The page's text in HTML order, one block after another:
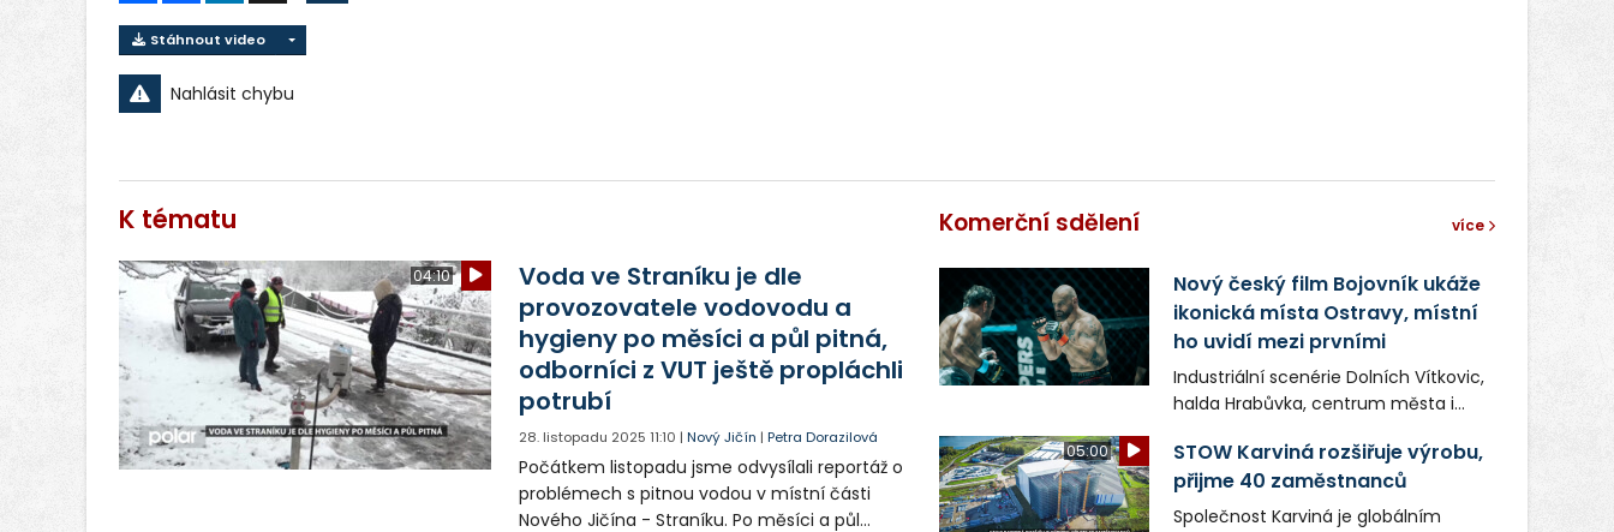
Stáhnout video
Nahlásit chybu
K tématu
04:10
Voda ve Straníku je dle
provozovatele vodovodu a
hygieny po měsíci a půl pitná,
odborníci z VUT ještě propláchli
potrubí
28. listopadu 2025 11:10 |Nový Jičín |Petra Dorazilová
Počátkem listopadu jsme odvysílali reportáž o
problémech s pitnou vodou v místní části
Nového Jičína - Straníku. Po měsíci a půl
Komerční sdělení více
Nový český film Bojovník ukáže
ikonická místa Ostravy, místní
ho uvidí mezi prvními
Industriální scenérie Dolních Vítkovic,
halda Hrabůvka, centrum města i
v novém filmu Bojovník, který vstoupí
do kin už 13. srpna. Režiséři Vojtěch
Frič a Tomáš Dianiška si
05:00
STOW Karviná rozšiřuje výrobu,
přijme 40 zaměstnanců
Společnost Karviná je globálním